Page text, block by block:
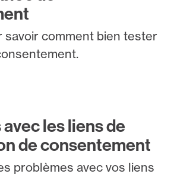
comment bien tester
les liens de
de consentement
problèmes avec vos liens